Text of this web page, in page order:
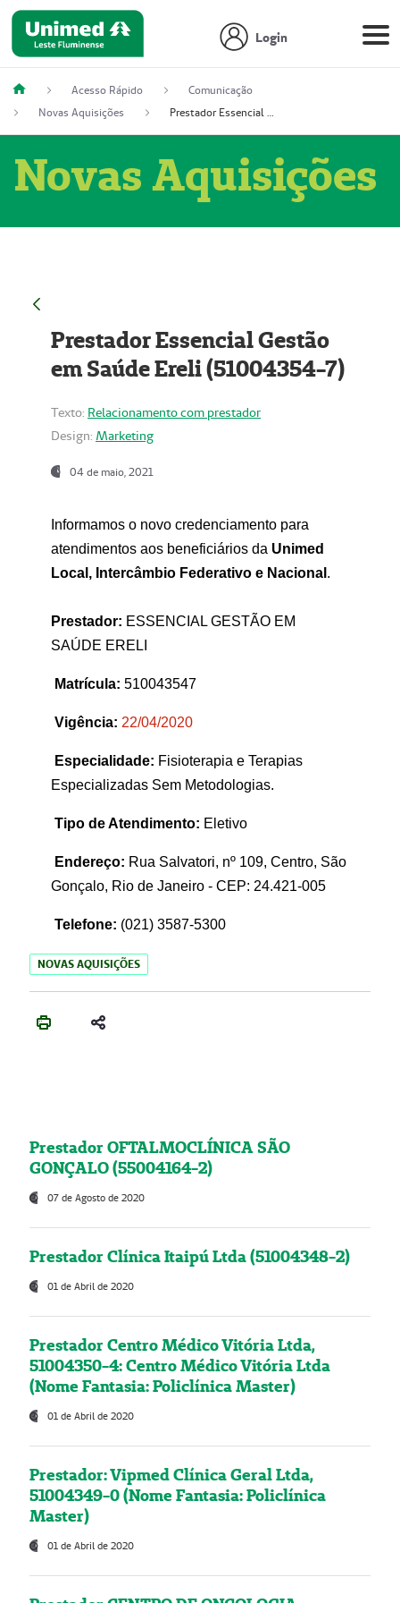
Login
Acesso Rápido
Comunicação
Novas Aquisições
Prestador Essencial Gestão em Saúde Ereli (51004354-7)
Novas Aquisições
Prestador Essencial Gestão
em Saúde Ereli (51004354-7)
Texto: Relacionamento com prestador
Design: Marketing
04 de maio, 2021
Informamos o novo credenciamento para
atendimentos aos beneficiários da Unimed
Local, Intercâmbio Federativo e Nacional .
Prestador: ESSENCIAL GESTÃO EM
SAÚDE ERELI
Matrícula: 510043547
Vigência: 22/04/2020
Especialidade: Fisioterapia e Terapias
Especializadas Sem Metodologias.
Tipo de Atendimento: Eletivo
Endereço: Rua Salvatori, nº 109, Centro, São
Gonçalo, Rio de Janeiro - CEP: 24.421-005
Telefone: (021) 3587-5300
NOVAS AQUISIÇÕES
Prestador OFTALMOCLÍNICA SÃO
GONÇALO (55004164-2)
07 de Agosto de 2020
Prestador Clínica Itaipú Ltda (51004348-2)
01 de Abril de 2020
Prestador Centro Médico Vitória Ltda,
51004350-4: Centro Médico Vitória Ltda
(Nome Fantasia: Policlínica Master)
01 de Abril de 2020
Prestador: Vipmed Clínica Geral Ltda,
51004349-0 (Nome Fantasia: Policlínica
Master)
01 de Abril de 2020